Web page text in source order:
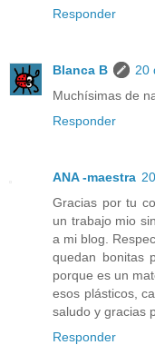
Responder
Blanca B
20
Muchísimas de
Responder
ANA -maestra
Gracias por tu
un trabajo mio
a mi blog.
quedan bonitas
porque es un
esos plásticos,
saludo y gracias
Responder